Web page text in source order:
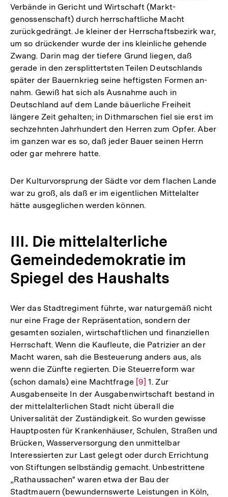
Verbände in Gericht und Wirtschaft (Markt-
genossenschaft) durch herrschaftliche Macht
zurückgedrängt. Je kleiner der Herrschaftsbezirk war,
um so drückender wurde der ins kleinliche gehende
Zwang. Darin mag der tiefere Grund liegen, daß
gerade in den zersplittertsten Teilen Deutschlands
später der Bauernkrieg seine heftigsten Formen an-
nahm. Gewiß hat sich als Ausnahme auch in
Deutschland auf dem Lande bäuerliche Freiheit
längere Zeit gehalten; in Dithmarschen fiel sie erst im
sechzehnten Jahrhundert den Herren zum Opfer. Aber
im ganzen war es so, daß jeder Bauer seinen Herrn
oder gar mehrere hatte.
Der Kulturvorsprung der Sädte vor dem flachen Lande
war zu groß, als daß er im eigentlichen Mittelalter
hätte ausgeglichen werden können.
III. Die mittelalterliche
Gemeindedemokratie im
Spiegel des Haushalts
Wer das Stadtregiment führte, war naturgemäß nicht
nur eine Frage der Repräsentation, sondern der
gesamten sozialen, wirtschaftlichen und finanziellen
Herrschaft. Wenn die Kaufleute, die Patrizier an der
Macht waren, sah die Besteuerung anders aus, als
wenn die Zünfte regierten. Die Steuerreform war
(schon damals) eine Machtfrage Zur
Auflösung
der
Fußnote
[9] 1. Zur
Ausgabenseite In der Ausgabenwirtschaft bestand in
der mittelalterlichen Stadt nicht überall die
Universalität der Zuständigkeit. So wurden gewisse
Hauptposten für Krankenhäuser, Schulen, Straßen und
Brücken, Wasserversorgung den unmittelbar
Interessierten zur Last gelegt oder durch Errichtung
von Stiftungen selbständig gemacht. Unbestrittene
„Rathaussachen" waren etwa der Bau der
Stadtmauern (bewundernswerte Leistungen in Köln,